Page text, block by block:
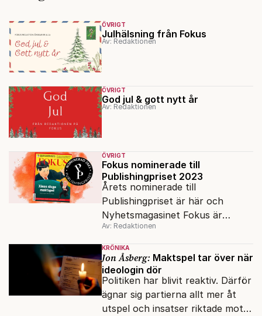
ÖVRIGT
Julhälsning från Fokus
Av: Redaktionen
ÖVRIGT
God jul & gott nytt år
Av: Redaktionen
ÖVRIGT
Fokus nominerade till
Publishingpriset 2023
Årets nominerade till
Publishingpriset är här och
Nyhetsmagasinet Fokus är
nominerade under kategorin
Årets nättidning.
Av: Redaktionen
KRÖNIKA
Jon Åsberg: Maktspel tar över när
ideologin dör
Politiken har blivit reaktiv. Därför
ägnar sig partierna allt mer åt
utspel och insatser riktade mot